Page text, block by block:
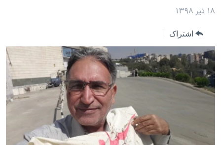
صفحه
جهش
به
جستجو
جهان
ورزشی
گزیده‌ها
ویژه برنامه‌ها
ویدیوها
حقوق شهروندی
اقتصادی
صفحه‌های ویژه
جام جهانی ۲۰۲۶
عملیات خشم حماسی
۲۵۰سالگی آمریکا
بایگانی برنامه‌های تلویزیونی
انتخابات ریاست جمهوری آمریکا ۲۰۲۴
حمله جمهوری اسلامی به اسرائیل
فرکانس‌های صدای آمریکا
پخش رادیویی
یادگیری زبان انگلیسی
۱۸ تیر ۱۳۹۸
اشتراک